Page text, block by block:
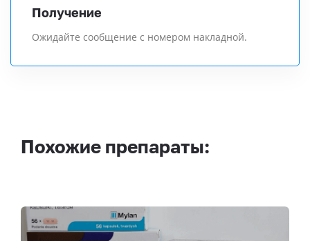
Получение
Ожидайте сообщение с номером накладной.
Похожие препараты: